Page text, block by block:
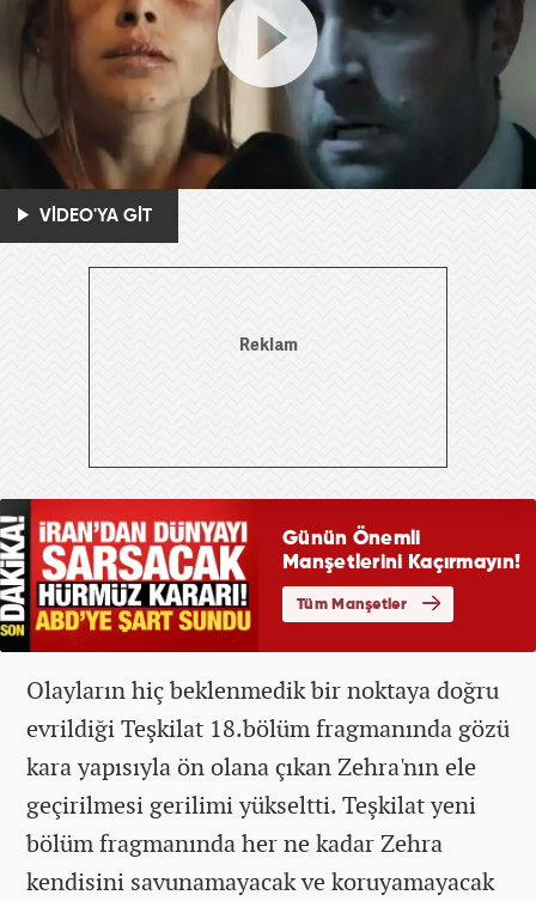
VİDEO'YA GİT
Olayların hiç beklenmedik bir noktaya doğru
evrildiği Teşkilat 18.bölüm fragmanında gözü
kara yapısıyla ön olana çıkan Zehra'nın ele
geçirilmesi gerilimi yükseltti. Teşkilat yeni
bölüm fragmanında her ne kadar Zehra
kendisini savunamayacak ve koruyamayacak